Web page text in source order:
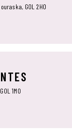
G0L 2H0
1M0